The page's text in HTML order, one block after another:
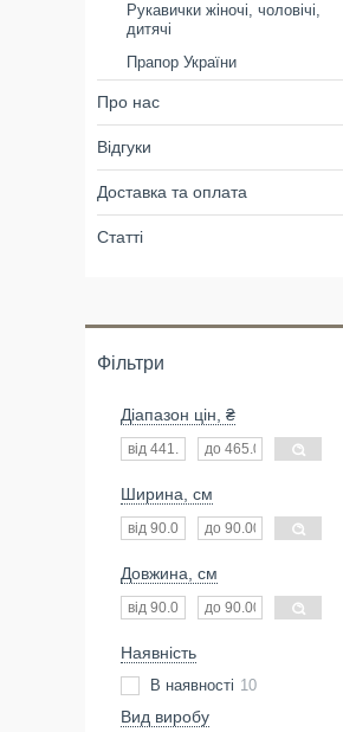
Рукавички жіночі, чоловічі,
дитячі
Прапор України
Про нас
Відгуки
Доставка та оплата
Статті
Фільтри
Діапазон цін, ₴
Ширина, см
Довжина, см
Наявність
В наявності 10
Вид виробу